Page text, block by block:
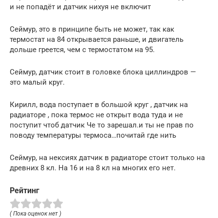
и не попадёт и датчик нихуя не включит
Сеймур, это в принципе быть не может, так как
термостат на 84 открывается раньше, и двигатель
дольше греется, чем с термостатом на 95.
Сеймур, датчик стоит в головке блока циллиндров —
это малый круг.
Кирилл, вода поступает в большой круг , датчик на
радиаторе , пока термос не открыт вода туда и не
поступит чтоб датчик Че то зарешал.и ты не прав по
поводу температуры термоса…почитай где нить
Сеймур, на нексиях датчик в радиаторе стоит только на
древних 8 кл. На 16 и на 8 кл на многих его нет.
Рейтинг
( Пока оценок нет )